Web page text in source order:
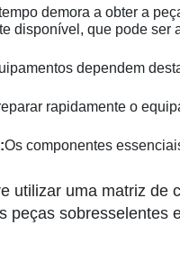
demora a obter a
disponível, que pode
dependem
rapidamente o
Os componentes
utilizar uma matriz
peças